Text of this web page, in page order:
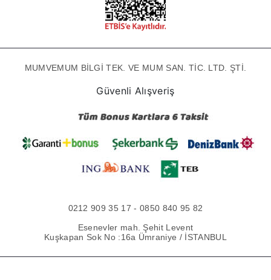
MUMVEMUM BİLGİ TEK. VE MUM SAN. TİC. LTD. ŞTİ.
Güvenli Alışveriş
0212 909 35 17 - 0850 840 95 82
Esenevler mah. Şehit Levent
Kuşkapan Sok No :16a Ümraniye / İSTANBUL